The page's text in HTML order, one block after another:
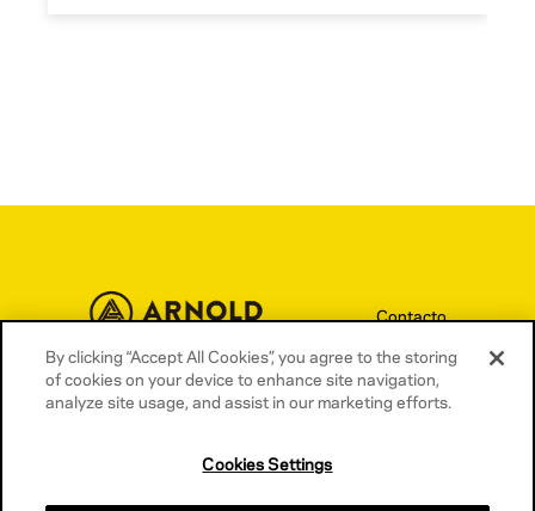
Contacto
Términos y condiciones
Política de privacidad
By clicking “Accept All Cookies”, you agree to the storing
of cookies on your device to enhance site navigation,
analyze site usage, and assist in our marketing efforts.
Cookies Settings